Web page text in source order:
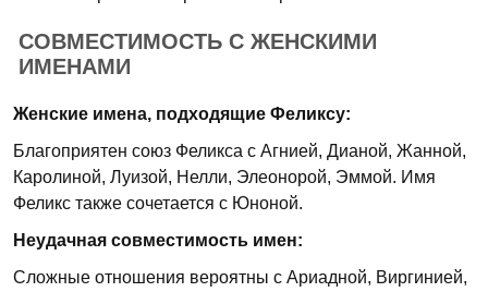
СОВМЕСТИМОСТЬ С ЖЕНСКИМИ
ИМЕНАМИ
Женские имена, подходящие Феликсу:
Благоприятен союз Феликса с Агнией, Дианой, Жанной,
Каролиной, Луизой, Нелли, Элеонорой, Эммой. Имя
Феликс также сочетается с Юноной.
Неудачная совместимость имен:
Сложные отношения вероятны с Ариадной, Виргинией,